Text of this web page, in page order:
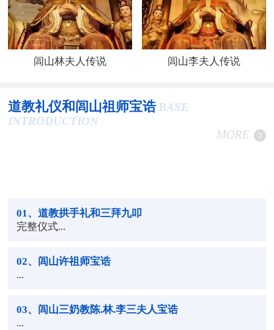
闾山林夫人传说 闾山李夫人传说
道教礼仪和闾山祖师宝诰 BASE
INTRODUCTION
MORE
01 、道教拱手礼和三拜九叩
完整仪式...
02、闾山许祖师宝诰
...
03、闾山三奶教陈.林.李三夫人宝诰
...